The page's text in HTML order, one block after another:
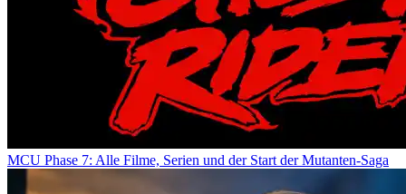
MCU Phase 7: Alle Filme, Serien und der Start der Mutanten-Saga